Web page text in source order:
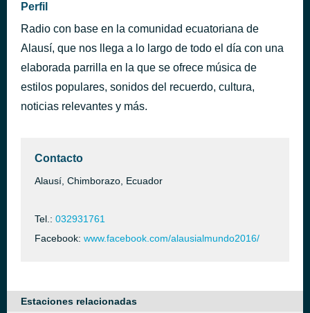
Perfil
Radio con base en la comunidad ecuatoriana de
Alausí, que nos llega a lo largo de todo el día con una
elaborada parrilla en la que se ofrece música de
estilos populares, sonidos del recuerdo, cultura,
noticias relevantes y más.
Contacto
Alausí, Chimborazo, Ecuador
Tel.: 032931761
Facebook: www.facebook.com/alausialmundo2016/
Estaciones relacionadas